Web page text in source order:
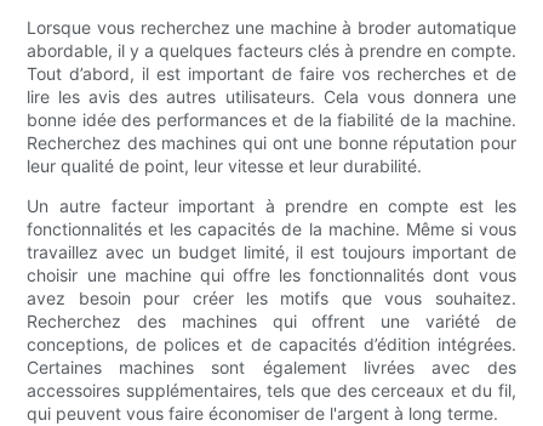
Lorsque vous recherchez une machine à broder automatique
abordable, il y a quelques facteurs clés à prendre en compte.
Tout d’abord, il est important de faire vos recherches et de
lire les avis des autres utilisateurs. Cela vous donnera une
bonne idée des performances et de la fiabilité de la machine.
Recherchez des machines qui ont une bonne réputation pour
leur qualité de point, leur vitesse et leur durabilité.
Un autre facteur important à prendre en compte est les
fonctionnalités et les capacités de la machine. Même si vous
travaillez avec un budget limité, il est toujours important de
choisir une machine qui offre les fonctionnalités dont vous
avez besoin pour créer les motifs que vous souhaitez.
Recherchez des machines qui offrent une variété de
conceptions, de polices et de capacités d’édition intégrées.
Certaines machines sont également livrées avec des
accessoires supplémentaires, tels que des cerceaux et du fil,
qui peuvent vous faire économiser de l'argent à long terme.